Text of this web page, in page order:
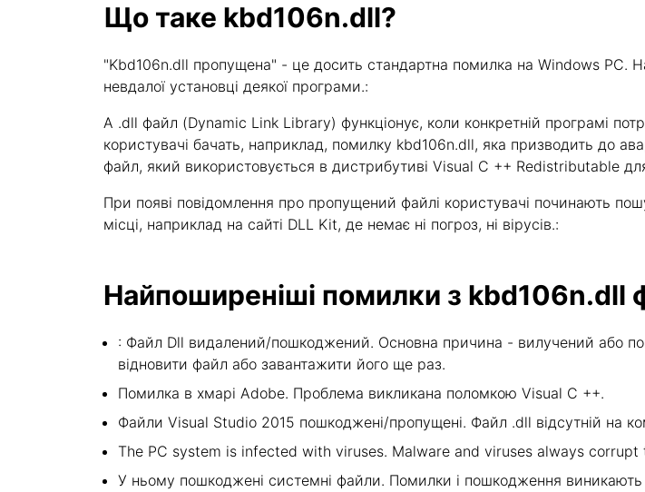
Що таке kbd106n.dll?
"Kbd106n.dll пропущена" - це досить стандартна помилка на Windows PC.
невдалої установці деякої програми.:
A .dll файл (Dynamic Link Library) функціонує, коли конкретній програмі
користувачі бачать, наприклад, помилку kbd106n.dll, яка призводить до
файл, який використовується в дистрибутиві Visual C ++ Redistributable
При появі повідомлення про пропущений файлі користувачі починають
місці, наприклад на сайті DLL Kit, де немає ні погроз, ні вірусів.:
Найпоширеніші помилки з kbd106n.dll
: Файл Dll видалений/пошкоджений. Основна причина - вилучений або
відновити файл або завантажити його ще раз.
Помилка в хмарі Adobe. Проблема викликана поломкою Visual C ++.
Файли Visual Studio 2015 пошкоджені/пропущені. Файл .dll відсутній на
The PC system is infected with viruses. Malware and viruses always corrupt
У ньому пошкоджені системні файли. Помилки і пошкодження виникають